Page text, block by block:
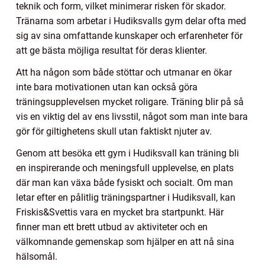
teknik och form, vilket minimerar risken för skador.
Tränarna som arbetar i Hudiksvalls gym delar ofta med
sig av sina omfattande kunskaper och erfarenheter för
att ge bästa möjliga resultat för deras klienter.
Att ha någon som både stöttar och utmanar en ökar
inte bara motivationen utan kan också göra
träningsupplevelsen mycket roligare. Träning blir på så
vis en viktig del av ens livsstil, något som man inte bara
gör för giltighetens skull utan faktiskt njuter av.
Genom att besöka ett gym i Hudiksvall kan träning bli
en inspirerande och meningsfull upplevelse, en plats
där man kan växa både fysiskt och socialt. Om man
letar efter en pålitlig träningspartner i Hudiksvall, kan
Friskis&Svettis vara en mycket bra startpunkt. Här
finner man ett brett utbud av aktiviteter och en
välkomnande gemenskap som hjälper en att nå sina
hälsomål.